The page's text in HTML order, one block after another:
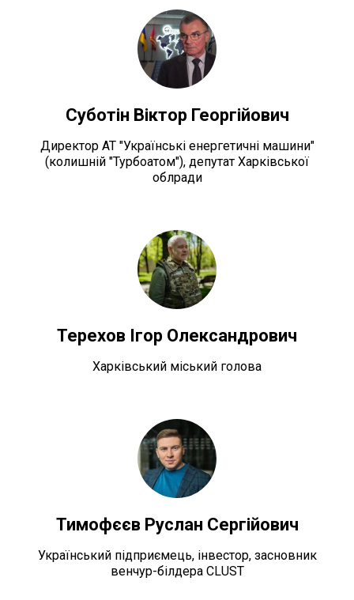
Суботін Віктор Георгійович
Директор АТ "Українські енергетичні машини"
(колишній "Турбоатом"), депутат Харківської
облради
Терехов Ігор Олександрович
Харківський міський голова
Тимофєєв Руслан Сергійович
Український підприємець, інвестор, засновник
венчур-білдера CLUST